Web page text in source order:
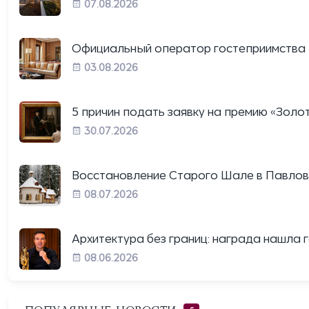
07.08.2026
Официальный оператор гостеприимства
03.08.2026
5 причин подать заявку на премию
30.07.2026
Восстановление Старого Шале в
08.07.2026
Архитектура без границ: награда нашла
08.06.2026